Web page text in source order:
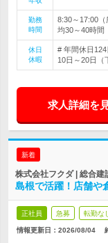
勤務
時間
8:30～17:00
均30～40時間
休日
休暇
# 年間休日
10日～20日（
求人詳細を
新着
株式会社フクダ | 総合建
島根で活躍！店舗や
正社員 急募 転勤な
情報更新日：2026/08/04